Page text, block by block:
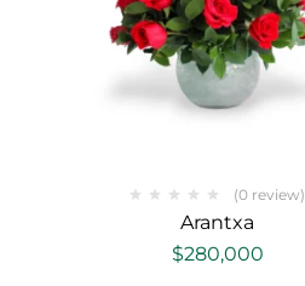
(0 review)
Arantxa
$280,000